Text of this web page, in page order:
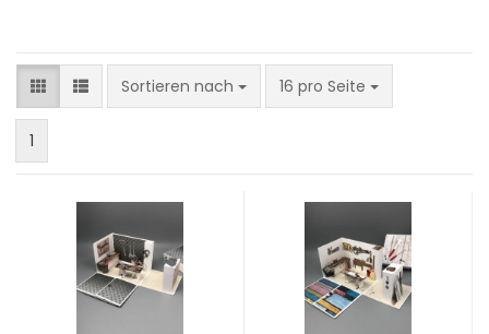
Sortieren nach
Sortieren nach 16 pro Seite
pro Seite
1